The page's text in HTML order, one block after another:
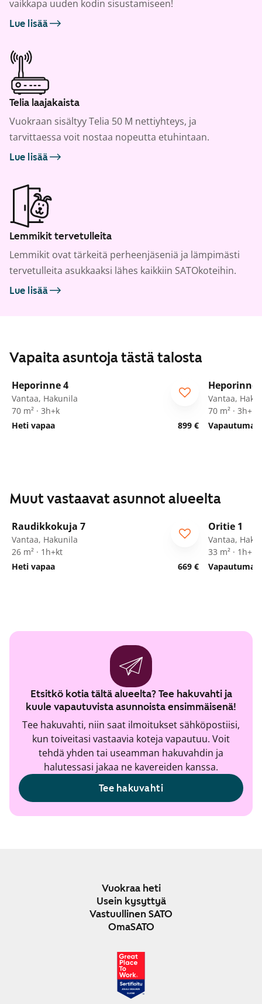
vaikkapa uuden kodin sisustamiseen!
Lue lisää
Telia laajakaista
Vuokraan sisältyy Telia 50 M nettiyhteys, ja
tarvittaessa voit nostaa nopeutta etuhintaan.
Lue lisää
Lemmikit tervetulleita
Lemmikit ovat tärkeitä perheenjäseniä ja lämpimästi
tervetulleita asukkaaksi lähes kaikkiin SATOkoteihin.
Lue lisää
Vapaita asuntoja tästä talosta
/22
Heporinne 4
Vantaa, Hakunila
70 m² · 3h+k
Heti vapaa
899 €
Heporinne
Vantaa,
70 m² · 3h+k
Muut vastaavat asunnot alueelta
Raudikkokuja 7
Vantaa, Hakunila
26 m² · 1h+kt
Heti vapaa
669 €
Oritie 1
Vantaa,
33 m² · 1h+kk
Etsitkö kotia tältä alueelta? Tee hakuvahti ja
kuule vapautuvista asunnoista ensimmäisenä!
Tee hakuvahti, niin saat ilmoitukset sähköpostiisi,
kun toiveitasi vastaavia koteja vapautuu. Voit
tehdä yhden tai useamman hakuvahdin ja
halutessasi jakaa ne kavereiden kanssa.
Tee hakuvahti
Vuokraa heti
Usein kysyttyä
Vastuullinen SATO
OmaSATO
JOULU 2024-2025
SUOMI